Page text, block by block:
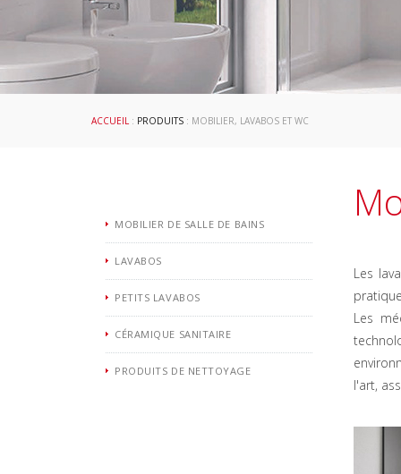
ACCUEIL : PRODUITS : MOBILIER, LAVABOS ET WC
MOBILIER DE SALLE DE BAINS
LAVABOS
PETITS LAVABOS
CÉRAMIQUE SANITAIRE
PRODUITS DE NETTOYAGE
Les
Les
l'art,